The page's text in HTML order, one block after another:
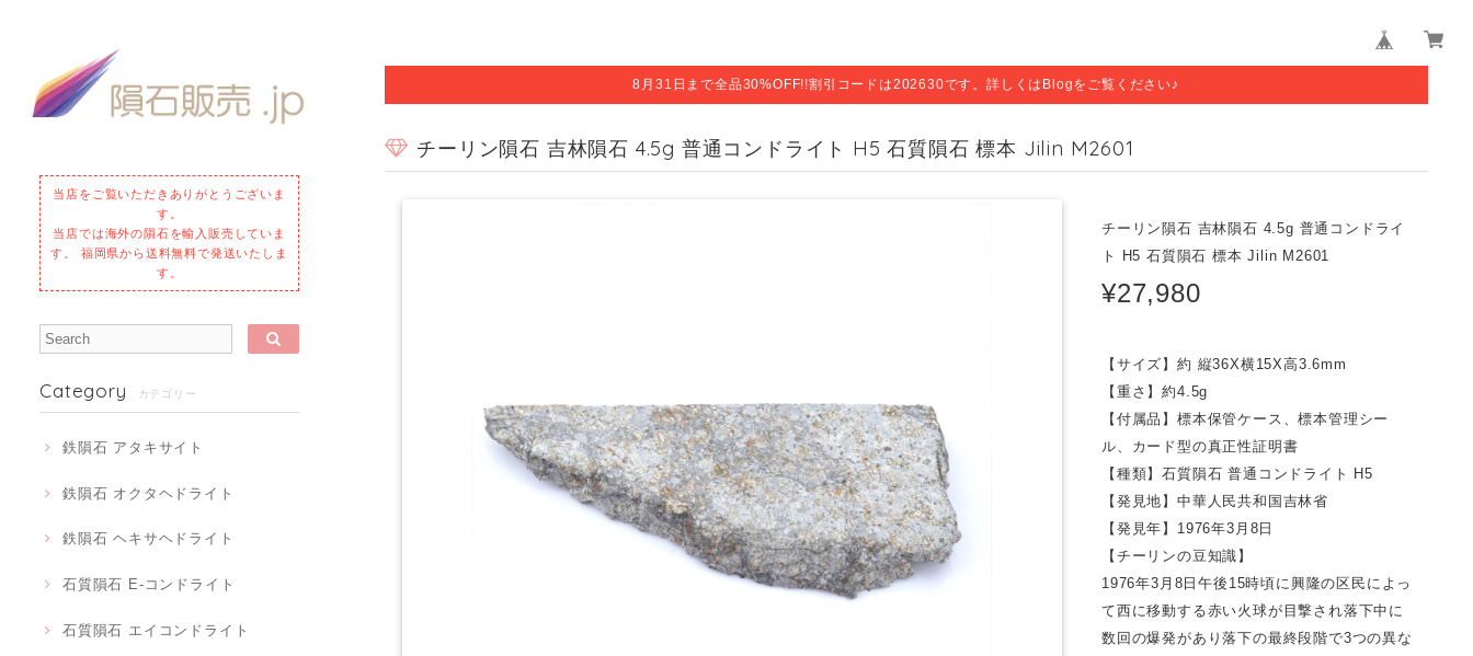
当店をご覧いただきありがとうございま
す。
当店では海外の隕石を輸入販売していま
す。 福岡県から送料無料で発送いたしま
す。
Category カテゴリー
鉄隕石 アタキサイト
鉄隕石 オクタヘドライト
鉄隕石 ヘキサヘドライト
石質隕石 E-コンドライト
石質隕石 エイコンドライト
8月31日まで全品30%OFF!!割引コードは202630です。詳しくはBlogをご覧ください♪
チーリン隕石 吉林隕石 4.5g 普通コンドライト H5 石質隕石 標本 Jilin M2601
チーリン隕石 吉林隕石 4.5g 普通コンドライ
ト H5 石質隕石 標本 Jilin M2601
¥27,980
【サイズ】約 縦36X横15X高3.6mm
【重さ】約4.5g
【付属品】標本保管ケース、標本管理シー
ル、カード型の真正性証明書
【種類】石質隕石 普通コンドライト H5
【発見地】中華人民共和国吉林省
【発見年】1976年3月8日
【チーリンの豆知識】
1976年3月8日午後15時頃に興隆の区民によっ
て西に移動する赤い火球が目撃され落下中に
数回の爆発があり落下の最終段階で3つの異な